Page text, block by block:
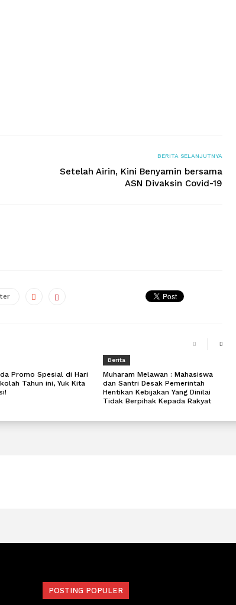
BERITA SELANJUTNYA
Setelah Airin, Kini Benyamin bersama
ASN Divaksin Covid-19
Promo Spesial di Hari
Tahun ini, Yuk Kita
Berita
Muharam Melawan : Mahasiswa
dan Santri Desak Pemerintah
Hentikan Kebijakan Yang Dinilai
Tidak Berpihak Kepada Rakyat
POSTING POPULER